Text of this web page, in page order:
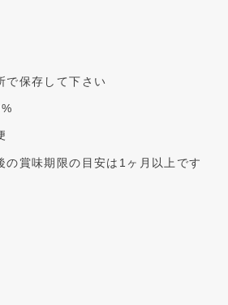
で保存して下さい
の賞味期限の目安は1ヶ月以上です